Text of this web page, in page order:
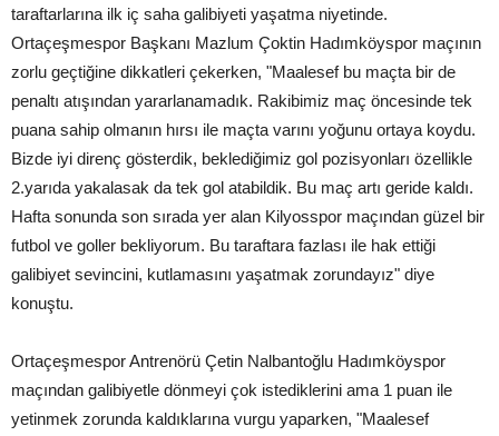
taraftarlarına ilk iç saha galibiyeti yaşatma niyetinde.
Ortaçeşmespor Başkanı Mazlum Çoktin Hadımköyspor maçının
zorlu geçtiğine dikkatleri çekerken, "Maalesef bu maçta bir de
penaltı atışından yararlanamadık. Rakibimiz maç öncesinde tek
puana sahip olmanın hırsı ile maçta varını yoğunu ortaya koydu.
Bizde iyi direnç gösterdik, beklediğimiz gol pozisyonları özellikle
2.yarıda yakalasak da tek gol atabildik. Bu maç artı geride kaldı.
Hafta sonunda son sırada yer alan Kilyosspor maçından güzel bir
futbol ve goller bekliyorum. Bu taraftara fazlası ile hak ettiği
galibiyet sevincini, kutlamasını yaşatmak zorundayız" diye
konuştu.
Ortaçeşmespor Antrenörü Çetin Nalbantoğlu Hadımköyspor
maçından galibiyetle dönmeyi çok istediklerini ama 1 puan ile
yetinmek zorunda kaldıklarına vurgu yaparken, "Maalesef